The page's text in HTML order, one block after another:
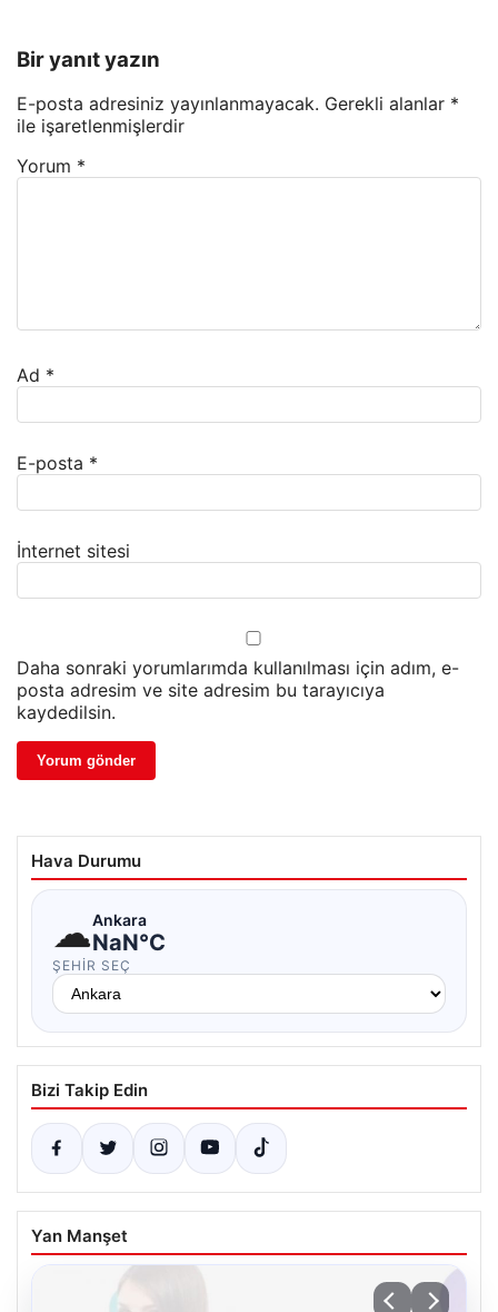
Bir yanıt yazın
E-posta adresiniz yayınlanmayacak. Gerekli alanlar *
ile işaretlenmişlerdir
Yorum *
Ad *
E-posta *
İnternet sitesi
Daha sonraki yorumlarımda kullanılması için adım, e-
posta adresim ve site adresim bu tarayıcıya
kaydedilsin.
Hava Durumu
☁Ankara
NaN°C
ŞEHIR SEÇ
Bizi Takip Edin
Yan Manşet